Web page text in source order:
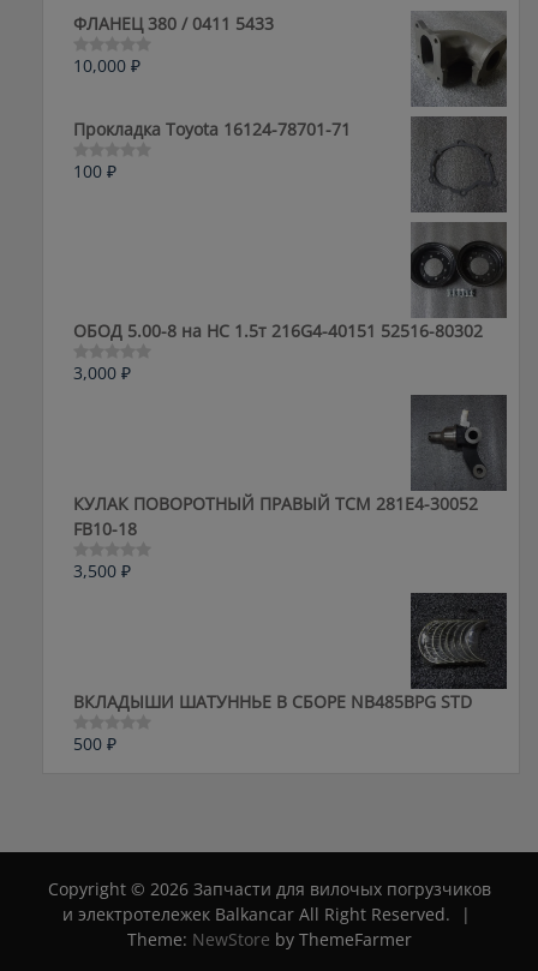
ФЛАНЕЦ 380 / 0411 5433
Оценка
5
10,000 ₽
Прокладка Toyota 16124-78701-71
Оценка
100 ₽
ОБОД 5.00-8 на HC 1.5т 216G4-40151 52516-80302
Оценка
3,000 ₽
КУЛАК ПОВОРОТНЫЙ ПРАВЫЙ ТСМ 281E4-30052
FB10-18
Оценка
3,500 ₽
ВКЛАДЫШИ ШАТУННЬЕ В СБОРЕ NB485BPG STD
Оценка
500 ₽
Copyright © 2026 Запчасти для вилочых погрузчиков
и электротележек Balkancar All Right Reserved.
|
Theme: NewStore by ThemeFarmer